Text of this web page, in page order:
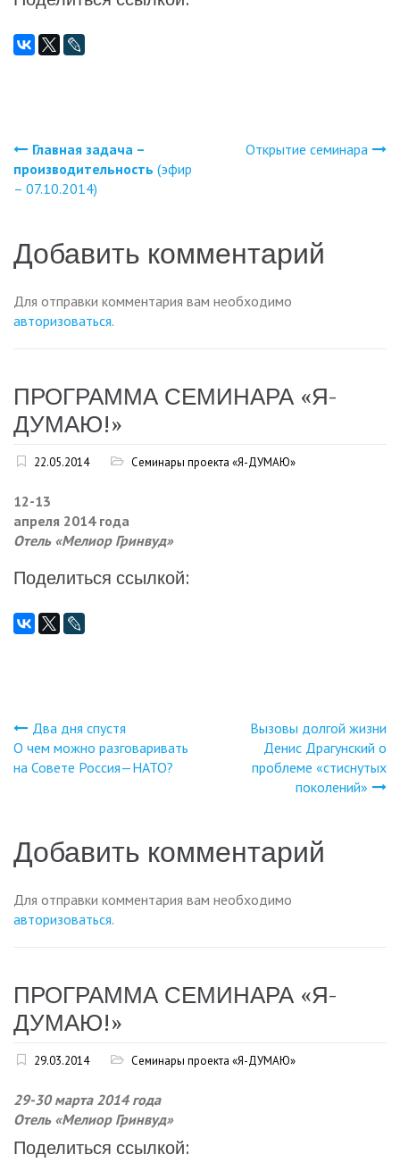
Навигация
записям
Главная задача –
производительность (эфир
– 07.10.2014)
Открытие семинара
Добавить комментарий
Для отправки комментария вам необходимо
авторизоваться.
ПРОГРАММА СЕМИНАРА «Я-
ДУМАЮ!»
22.05.2014 Семинары проекта «Я-ДУМАЮ»
12-13
апреля 2014 года
Отель «Мелиор Гринвуд»
Поделиться ссылкой:
Навигация
записям
Два дня спустя
О чем можно разговаривать
на Совете Россия—НАТО?
Вызовы долгой жизни
Денис Драгунский о
проблеме «стиснутых
поколений»
Добавить комментарий
Для отправки комментария вам необходимо
авторизоваться.
ПРОГРАММА СЕМИНАРА «Я-
ДУМАЮ!»
29.03.2014 Семинары проекта «Я-ДУМАЮ»
29-30 марта 2014 года
Отель «Мелиор Гринвуд»
Поделиться ссылкой: